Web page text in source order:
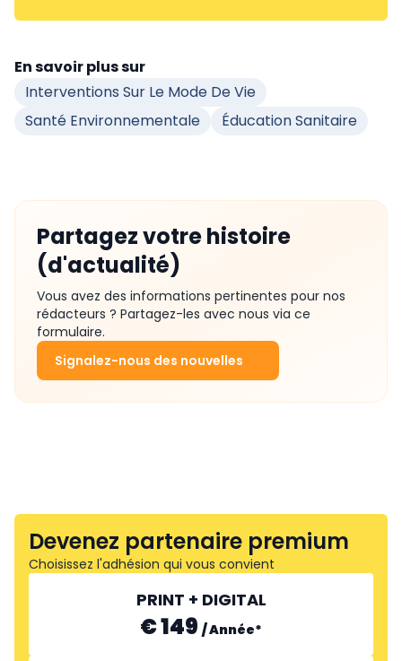
En savoir plus sur
Interventions Sur Le Mode De Vie
Santé Environnementale
Éducation Sanitaire
Partagez votre histoire
(d'actualité)
Vous avez des informations pertinentes pour nos
rédacteurs ? Partagez-les avec nous via ce
formulaire.
Signalez-nous des nouvelles
Devenez partenaire premium
Choisissez l'adhésion qui vous convient
PRINT + DIGITAL
€ 149 /Année*